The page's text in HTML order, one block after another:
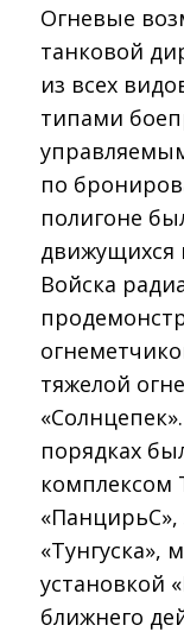
Огневые
танковой
из всех
типами
по
полигоне
Войска
тяжелой
порядках
«Тунгуска»,
установкой
ближнего